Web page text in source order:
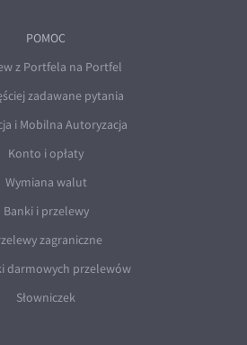
POMOC
z Portfela na Portfel
zadawane pytania
i Mobilna Autoryzacja
Konto i opłaty
Wymiana walut
Banki i przelewy
zagraniczne
darmowych przelewów
Słowniczek